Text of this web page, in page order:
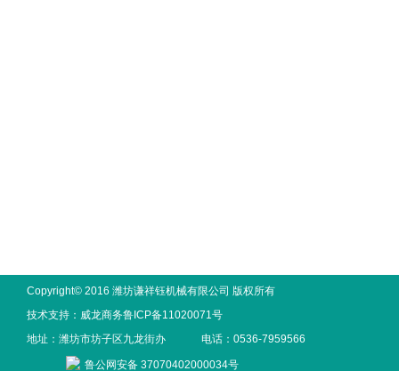
Copyright© 2016 潍坊谦祥钰机械有限公司 版权所有
技术支持： 威龙商务鲁ICP备11020071号
地址：潍坊市坊子区九龙街办
电话：0536-7959566
鲁公网安备 37070402000034号